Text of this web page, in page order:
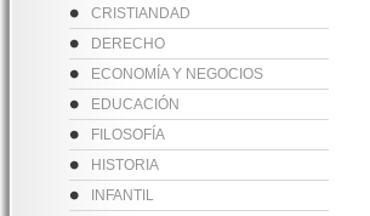
CRISTIANDAD
DERECHO
ECONOMÍA Y NEGOCIOS
EDUCACIÓN
FILOSOFÍA
HISTORIA
INFANTIL